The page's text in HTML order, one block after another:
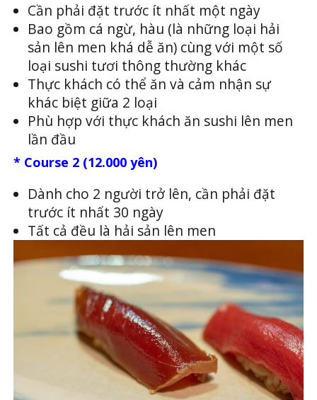
Cần phải đặt trước ít nhất một ngày
Bao gồm cá ngừ, hàu (là những loại hải
sản lên men khá dễ ăn) cùng với một số
loại sushi tươi thông thường khác
Thực khách có thể ăn và cảm nhận sự
khác biệt giữa 2 loại
Phù hợp với thực khách ăn sushi lên men
lần đầu
* Course 2 (12.000 yên)
Dành cho 2 người trở lên, cần phải đặt
trước ít nhất 30 ngày
Tất cả đều là hải sản lên men